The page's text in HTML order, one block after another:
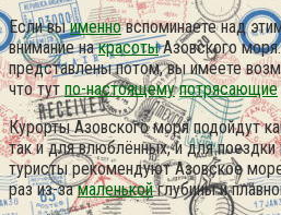
Если выименновспоминаете над
внимание накрасотыАзовского
представлены потом, вы имеете
что тут по-настоящему потрясающие
Курорты Азовского моря подойдут
так и для влюблённых, и для
туристы рекомендуют Азовское
раз из-замаленькойглубины и